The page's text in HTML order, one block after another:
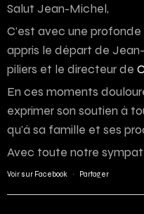
Salut Jean-Michel,
C’est avec une
appris le départ de
piliers et le directeur de
En ces moments
exprimer son soutien à
qu’à sa famille et ses
Avec toute notre
Voir sur Facebook · Partager